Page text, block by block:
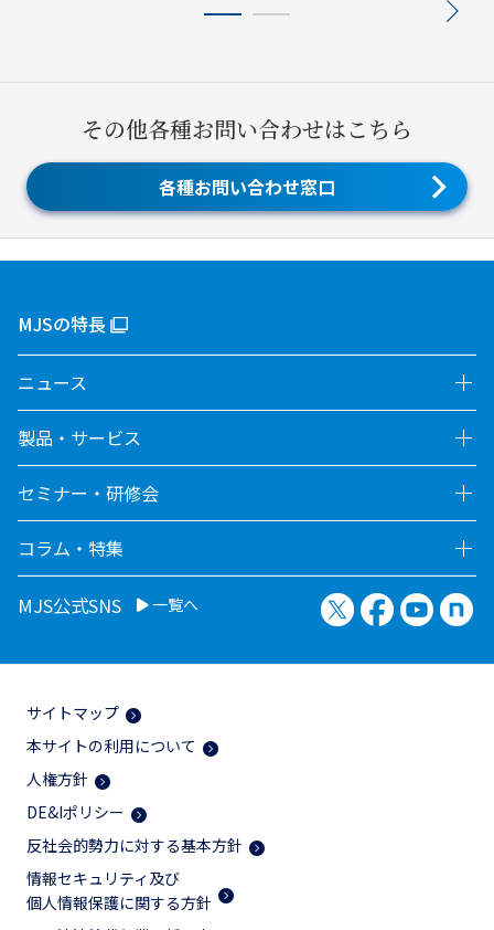
その他各種お問い合わせはこちら
各種お問い合わせ窓口
MJSの特長
ニュース
製品・サービス
セミナー・研修会
コラム・特集
MJS公式SNS 一覧へ X（旧Twitter）
Facebook
サイトマップ
本サイトの利用について
人権方針
DE&Iポリシー
反社会的勢力に対する基本方針
情報セキュリティ及び
個人情報保護に関する方針